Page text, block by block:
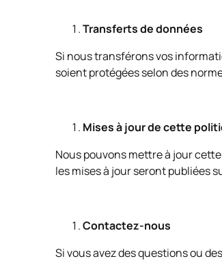
Transferts de données
Si nous transférons vos
soient protégées selon des
Mises à jour de cette
Nous pouvons mettre à jour
les mises à jour seront publiées
Contactez-nous
Si vous avez des questions ou